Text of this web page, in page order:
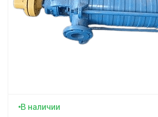
В наличии